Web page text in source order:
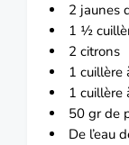
2 jaunes
1 ½
2 citrons
1 cuillère
1 cuillère
50 gr de
De l’eau